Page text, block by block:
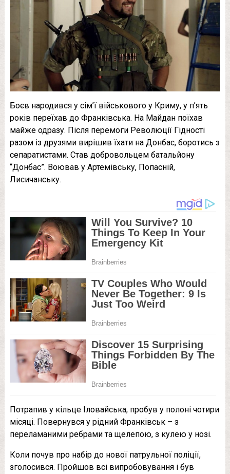
Боєв народився у сім’ї військового у Криму, у п’ять
років переїхав до Франківська. На Майдан поїхав
майже одразу. Після перемоги Революції Гідності
разом із друзями вирішив їхати на Донбас, боротись з
сепаратистами. Став добровольцем батальйону
“Донбас”. Воював у Артемівську, Попасній,
Лисичанську.
Потрапив у кільце Іловайська, пробув у полоні чотири
місяці. Повернувся у рідний Франківськ – з
переламаними ребрами та щелепою, з кулею у нозі.
Коли почув про набір до нової патрульної поліції,
зголосився. Пройшов всі випробовування і був